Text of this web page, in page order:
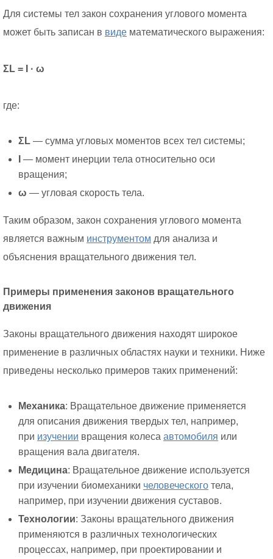
Для системы тел закон сохранения углового момента
может быть записан в виде математического выражения:
ΣL = I · ω
где:
ΣL — сумма угловых моментов всех тел системы;
— момент инерции тела относительно оси
вращения;
ω — угловая скорость тела.
Таким образом, закон сохранения углового момента
является важным инструментом для анализа и
объяснения вращательного движения тел.
Примеры применения законов вращательного
движения
Законы вращательного движения находят широкое
применение в различных областях науки и техники. Ниже
приведены несколько примеров таких применений:
Механика: Вращательное движение применяется
для описания движения твердых тел, например,
при изучении вращения колеса автомобиля или
вращения вала двигателя.
Медицина: Вращательное движение используется
при изучении биомеханики человеческого тела,
например, при изучении движения суставов.
Технологии: Законы вращательного движения
применяются в различных технологических
процессах, например, при проектировании и